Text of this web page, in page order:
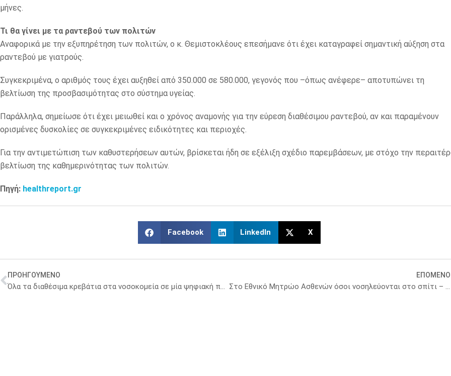
μήνες.
Τι θα γίνει με τα ραντεβού των πολιτών
Αναφορικά με την εξυπηρέτηση των πολιτών, ο κ. Θεμιστοκλέους επεσήμανε ότι έχει καταγραφεί σημαντική αύξηση στα
ραντεβού με γιατρούς.
Συγκεκριμένα, ο αριθμός τους έχει αυξηθεί από 350.000 σε 580.000, γεγονός που –όπως ανέφερε– αποτυπώνει τη
βελτίωση της προσβασιμότητας στο σύστημα υγείας.
Παράλληλα, σημείωσε ότι έχει μειωθεί και ο χρόνος αναμονής για την εύρεση διαθέσιμου ραντεβού, αν και παραμένουν
ορισμένες δυσκολίες σε συγκεκριμένες ειδικότητες και περιοχές.
Για την αντιμετώπιση των καθυστερήσεων αυτών, βρίσκεται ήδη σε εξέλιξη σχέδιο παρεμβάσεων, με στόχο την
βελτίωση της καθημερινότητας των πολιτών.
Πηγή: healthreport.gr
Facebook LinkedIn X
ΠΡΟΗΓΟΥΜΕΝΟ
Όλα τα διαθέσιμα κρεβάτια στα νοσοκομεία σε μία ψηφιακή πλατφόρμα – Τι ετοιμάζει το υπουργείο Υγείας
ΕΠΟΜΕΝΟ
Στο Εθνικό Μητρώο Ασθενών όσοι νοσηλεύονται στο σπίτι – Τι προβλέπει υπουργική απόφαση